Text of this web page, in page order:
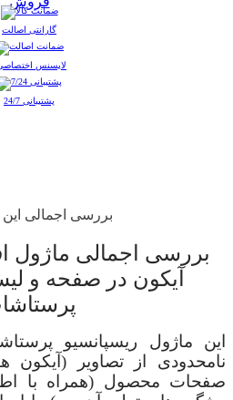
گارانتی اصالت
لایسنس
پشتیبانی 24/7
بررسی اجمالی ماژول
آیکون در صفحه و
این ماژول ریسپانسیو
نامحدودی از تصاویر
صفحات محصول (همراه با